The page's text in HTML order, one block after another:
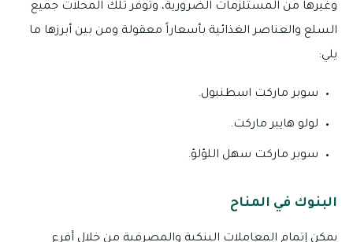
وغيرها من المستلزمات الضرورية، وتوفر تلك المحلات جميع
السلع والعناصر الغذائية بأسعاراً معقولة ومن بين أبرزها ما
يلي:
سوبر ماركت اسطنبول.
لولو هايبر ماركت.
سوبر ماركت سهل اللؤلؤ.
البنوك في المناح
يمكن إتمام المعاملات البنكية والمصرفية من خلال أفرع